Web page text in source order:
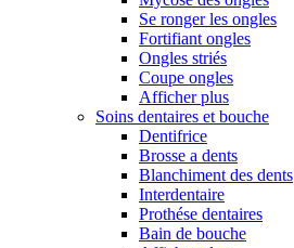
Se ronger les ongles
Fortifiant ongles
Ongles striés
Coupe ongles
Afficher plus
Soins dentaires et bouche
Dentifrice
Brosse a dents
Blanchiment des dents
Interdentaire
Prothése dentaires
Bain de bouche